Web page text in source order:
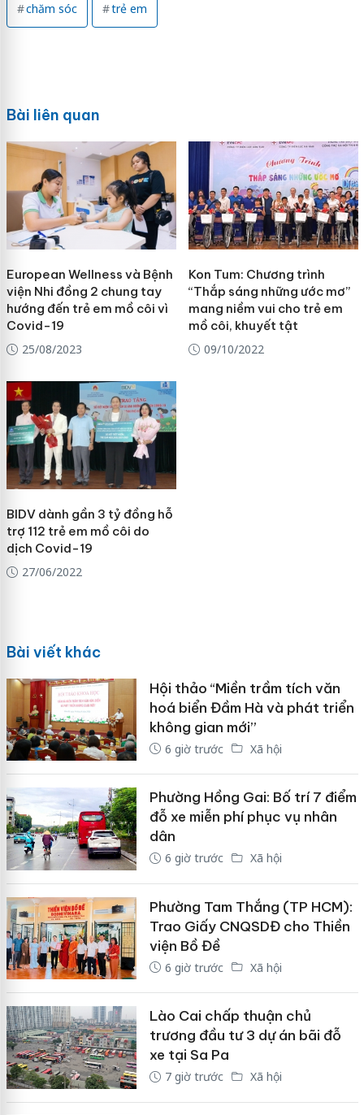
chăm sóc trẻ em
Bài liên quan
European Wellness và Bệnh
viện Nhi đồng 2 chung tay
hướng đến trẻ em mồ côi vì
Covid-19
25/08/2023
Kon Tum: Chương trình
“Thắp sáng những ước mơ”
mang niềm vui cho trẻ em
mồ côi, khuyết tật
09/10/2022
BIDV dành gần 3 tỷ đồng hỗ
trợ 112 trẻ em mồ côi do
dịch Covid-19
27/06/2022
Bài viết khác
Hội thảo “Miền trầm tích văn
hoá biển Đầm Hà và phát triển
không gian mới”
6 giờ trước Xã hội
Phường Hồng Gai: Bố trí 7 điểm
đỗ xe miễn phí phục vụ nhân
dân
6 giờ trước Xã hội
Phường Tam Thắng (TP HCM):
Trao Giấy CNQSDĐ cho Thiền
viện Bồ Đề
6 giờ trước Xã hội
Lào Cai chấp thuận chủ
trương đầu tư 3 dự án bãi đỗ
xe tại Sa Pa
7 giờ trước Xã hội